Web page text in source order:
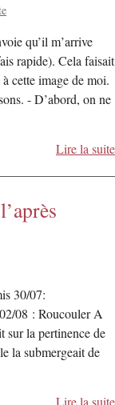
qu’il m’arrive
rapide). Cela faisait
cette image de moi.
- D’abord, on ne
Lire la suite
30/07:
08 : Roucouler A
sur la pertinence de
la submergeait de
Lire la suite